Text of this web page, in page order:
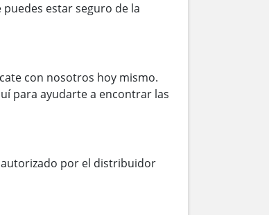
estar seguro de la
con nosotros hoy mismo.
para ayudarte a encontrar las
por el distribuidor